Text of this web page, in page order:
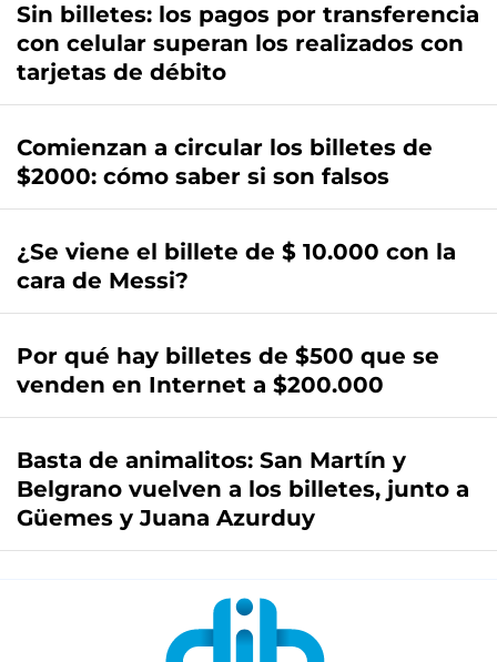
Sin billetes: los pagos por transferencia
con celular superan los realizados con
tarjetas de débito
Comienzan a circular los billetes de
$2000: cómo saber si son falsos
¿Se viene el billete de $ 10.000 con la
cara de Messi?
Por qué hay billetes de $500 que se
venden en Internet a $200.000
Basta de animalitos: San Martín y
Belgrano vuelven a los billetes, junto a
Güemes y Juana Azurduy